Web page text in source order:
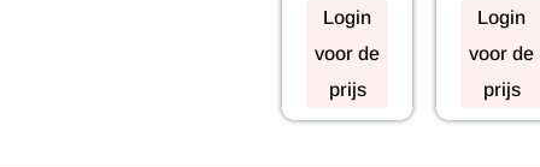
Login
voor de
prijs
Login
voor de
prijs